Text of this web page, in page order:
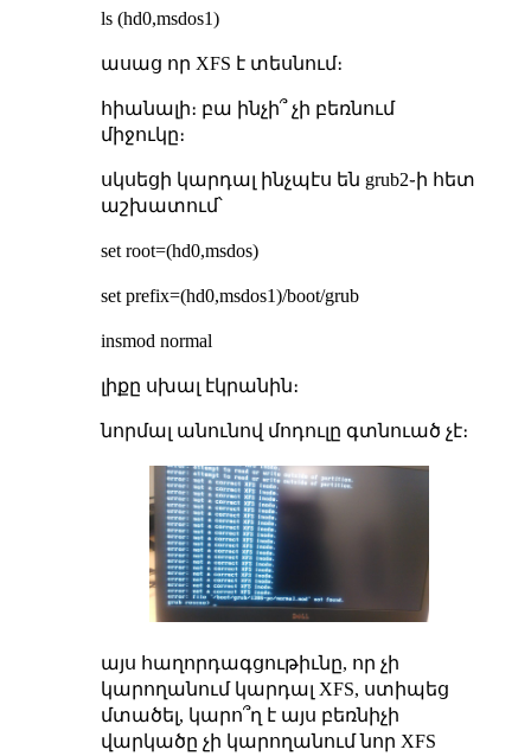
ls (hd0,msdos1)
ասաց որ XFS է տեսնում։
հիանալի։ բա ինչի՞ չի բեռնում
միջուկը։
սկսեցի կարդալ ինչպէս են grub2֊ի հետ
աշխատում՝
set root=(hd0,msdos)
set prefix=(hd0,msdos1)/boot/grub
insmod normal
լիքը սխալ էկրանին։
նորմալ անունով մոդուլը գտնուած չէ։
այս հաղորդագցութիւնը, որ չի
կարողանում կարդալ XFS, ստիպեց
մտածել, կարո՞ղ է այս բեռնիչի
վարկածը չի կարողանում նոր XFS